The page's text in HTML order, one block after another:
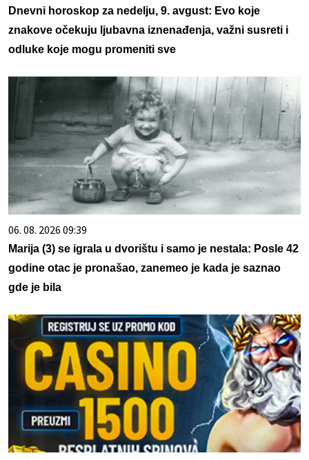
Dnevni horoskop za nedelju, 9. avgust: Evo koje
znakove očekuju ljubavna iznenađenja, važni susreti i
odluke koje mogu promeniti sve
06. 08. 2026 09:39
Marija (3) se igrala u dvorištu i samo je nestala: Posle 42
godine otac je pronašao, zanemeo je kada je saznao
gde je bila